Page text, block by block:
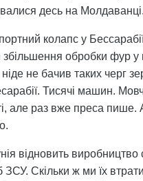
десь на Молдаванці.
колапс у
обробки фур у
не бачив таких черг
Тисячі машин.
але раз вже преса пише.
відновить виробництво
ЗСУ. Скільки ж ми їх